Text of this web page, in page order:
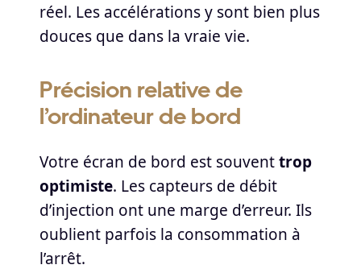
réel. Les accélérations y sont bien plus
douces que dans la vraie vie.
Précision relative de
l’ordinateur de bord
Votre écran de bord est souventtrop
optimiste. Les capteurs de débit
d’injection ont une marge d’erreur. Ils
oublient parfois la consommation à
l’arrêt.